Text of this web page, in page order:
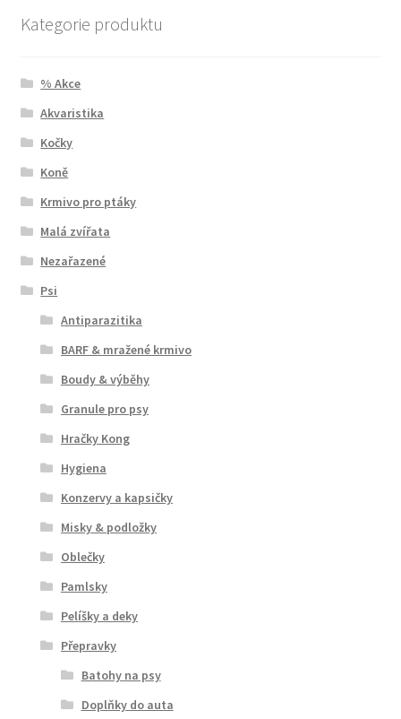
Kategorie produktu
% Akce
Akvaristika
Kočky
Koně
Krmivo pro ptáky
Malá zvířata
Nezařazené
Psi
Antiparazitika
BARF & mražené krmivo
Boudy & výběhy
Granule pro psy
Hračky Kong
Hygiena
Konzervy a kapsičky
Misky & podložky
Oblečky
Pamlsky
Pelíšky a deky
Přepravky
Batohy na psy
Doplňky do auta